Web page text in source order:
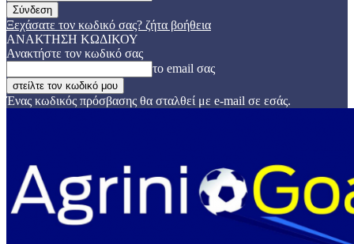
Ξεχάσατε τον κωδικό σας? ζήτα βοήθεια
ΑΝΑΚΤΗΣΗ ΚΩΔΙΚΟΥ
Ανακτήστε τον κωδικό σας
το email σας
Ένας κωδικός πρόσβασης θα σταλθεί με e-mail σε εσάς.